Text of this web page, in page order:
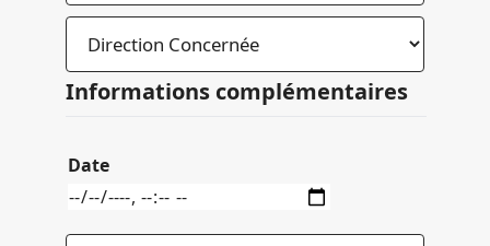
Informations complémentaires
Date